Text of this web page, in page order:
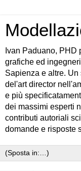
Ivan Paduano, PHD
grafiche ed
Sapienza e altre.
del'art director
e più
dei massimi esperti
contributi autoriali
domande e risposte